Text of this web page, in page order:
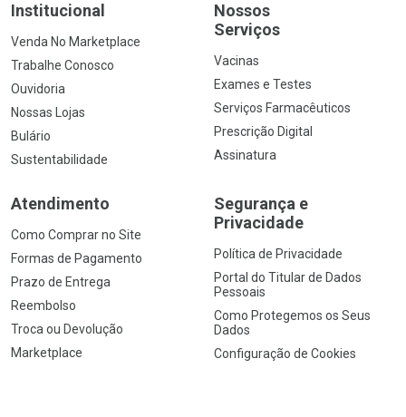
Institucional
Venda No Marketplace
Trabalhe Conosco
Ouvidoria
Nossas Lojas
Bulário
Sustentabilidade
Nossos
Serviços
Vacinas
Exames e Testes
Serviços Farmacêuticos
Prescrição Digital
Assinatura
Atendimento
Como Comprar no Site
Formas de Pagamento
Prazo de Entrega
Reembolso
Troca ou Devolução
Marketplace
Segurança e
Privacidade
Política de Privacidade
Portal do Titular de Dados
Pessoais
Como Protegemos os Seus
Dados
Configuração de Cookies